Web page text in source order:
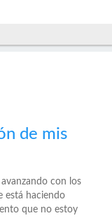
de mis
con los
está haciendo
que no estoy